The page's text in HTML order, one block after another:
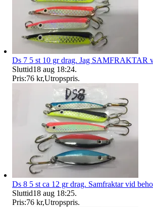
Ds 7 5 st 10 gr drag. Jag SAMFRAKTAR
Sluttid18 aug 18:24.
Pris:76 kr,Utropspris.
Ds 8 5 st ca 12 gr drag. Samfraktar vid
Sluttid18 aug 18:25.
Pris:76 kr,Utropspris.